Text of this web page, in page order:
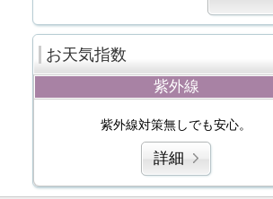
お天気指数
紫外線
紫外線対策無しでも安心。
詳細